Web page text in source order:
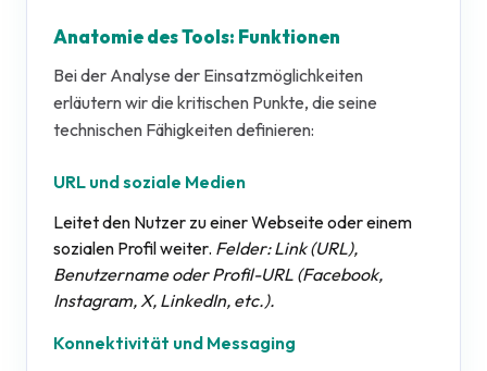
Anatomie des Tools: Funktionen
Bei der Analyse der Einsatzmöglichkeiten
erläutern wir die kritischen Punkte, die seine
technischen Fähigkeiten definieren:
URL und soziale Medien
Leitet den Nutzer zu einer Webseite oder einem
sozialen Profil weiter. Felder: Link (URL),
Benutzername oder Profil-URL (Facebook,
Instagram, X, LinkedIn, etc.).
Konnektivität und Messaging